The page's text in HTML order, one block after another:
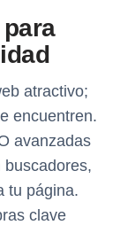
atractivo;
encuentren.
avanzadas
tu página.
clave